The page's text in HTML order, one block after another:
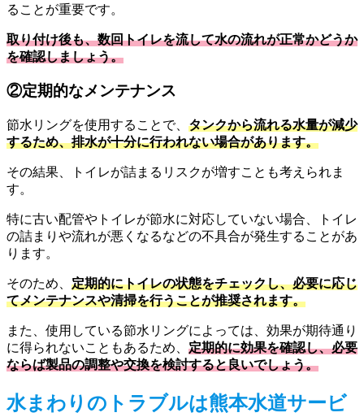
ることが重要です。
取り付け後も、数回トイレを流して水の流れが正常かどうか
を確認しましょう。
②定期的なメンテナンス
節水リングを使用することで、 タンクから流れる水量が減少
するため、排水が十分に行われない場合があります。
その結果、トイレが詰まるリスクが増すことも考えられま
す。
特に古い配管やトイレが節水に対応していない場合、トイレ
の詰まりや流れが悪くなるなどの不具合が発生することがあ
ります。
そのため、 定期的にトイレの状態をチェックし、必要に応じ
てメンテナンスや清掃を行うことが推奨されます。
また、使用している節水リングによっては、効果が期待通り
に得られないこともあるため、 定期的に効果を確認し、必要
ならば製品の調整や交換を検討すると良いでしょう。
水まわりのトラブルは熊本水道サービ